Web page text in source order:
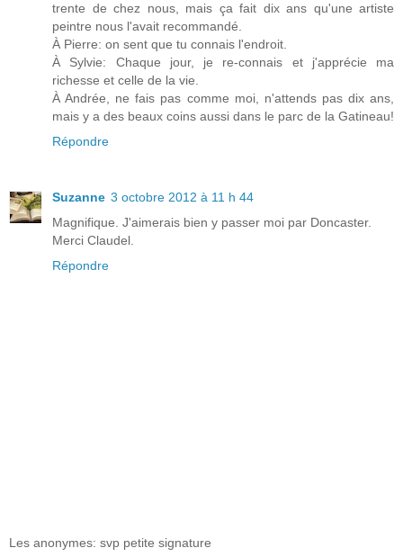
trente de chez nous, mais ça fait dix ans qu'une artiste
peintre nous l'avait recommandé.
À Pierre: on sent que tu connais l'endroit.
À Sylvie: Chaque jour, je re-connais et j'apprécie ma
richesse et celle de la vie.
À Andrée, ne fais pas comme moi, n'attends pas dix ans,
mais y a des beaux coins aussi dans le parc de la Gatineau!
Répondre
Suzanne 3 octobre 2012 à 11 h 44
Magnifique. J'aimerais bien y passer moi par Doncaster.
Merci Claudel.
Répondre
Les anonymes: svp petite signature